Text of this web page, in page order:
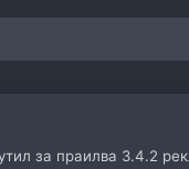
за праилва 3.4.2